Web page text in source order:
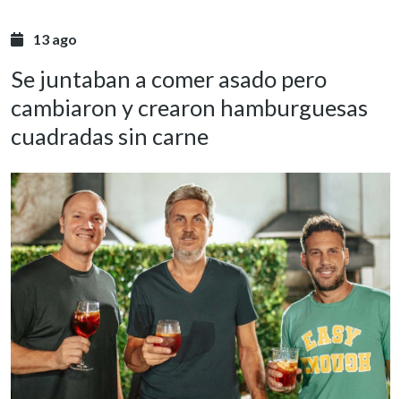
13 ago
Se juntaban a comer asado pero
cambiaron y crearon hamburguesas
cuadradas sin carne